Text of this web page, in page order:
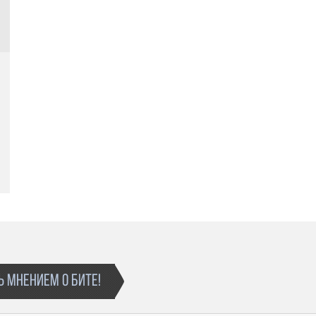
МНЕНИЕМ О БИТЕ!